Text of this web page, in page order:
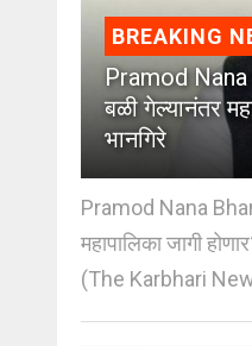
BREAKING
Pramod
बळी गेल्यानंतर
भानगिरे
Pramod Nana
महापालिका जागी
(The Karbhari